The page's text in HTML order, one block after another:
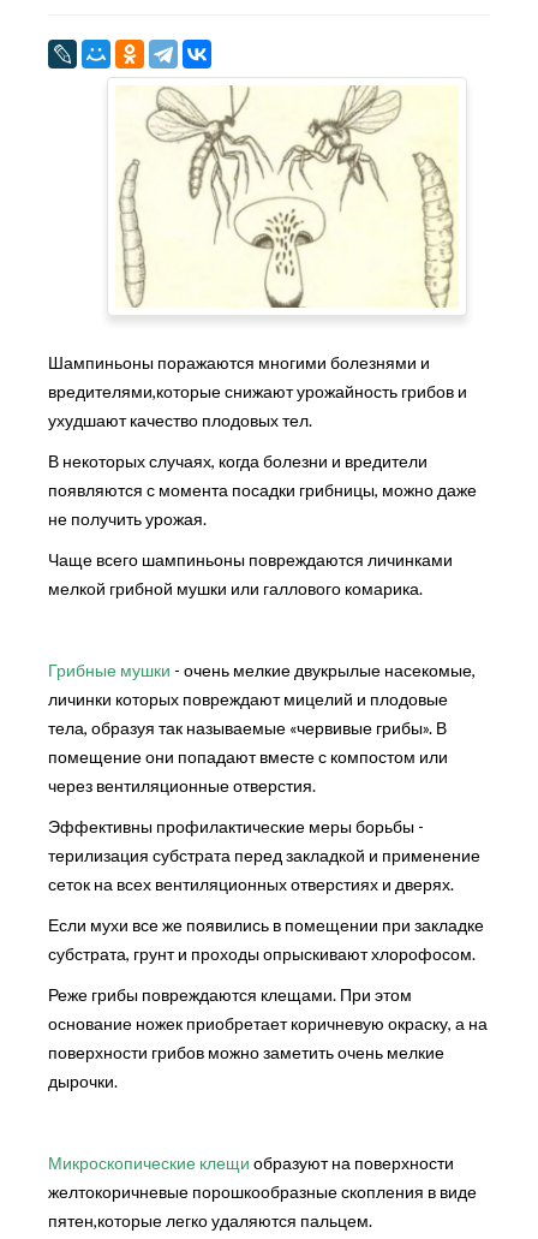
Шампиньоны поражаются многими болезнями и
вредителями,которые снижают урожайность грибов и
ухудшают качество плодовых тел.
В некоторых случаях, когда болезни и вредители
появляются с момента посадки грибницы, можно даже
не получить урожая.
Чаще всего шампиньоны повреждаются личинками
мелкой грибной мушки или галлового комарика.
Грибные мушки - очень мелкие двукрылые насекомые,
личинки которых повреждают мицелий и плодовые
тела, образуя так называемые «червивые грибы». В
помещение они попадают вместе с компостом или
через вентиляционные отверстия.
Эффективны профилактические меры борьбы -
терилизация субстрата перед закладкой и применение
сеток на всех вентиляционных отверстиях и дверях.
Если мухи все же появились в помещении при закладке
субстрата, грунт и проходы опрыскивают хлорофосом.
Реже грибы повреждаются клещами. При этом
основание ножек приобретает коричневую окраску, а на
поверхности грибов можно заметить очень мелкие
дырочки.
Микроскопические клещи образуют на поверхности
желтокоричневые порошкообразные скопления в виде
пятен,которые легко удаляются пальцем.